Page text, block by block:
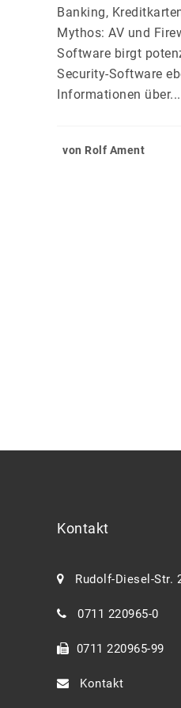
Banking,
Mythos: AV und
Software birgt
Security-Software
Informationen über...
von Rolf Ament
Kontakt
Rudolf-Diesel-Str.
0711 220965-0
0711 220965-99
Kontakt